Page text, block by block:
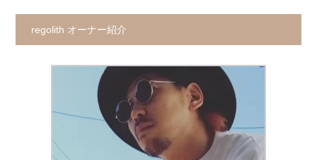
regolith オーナー紹介